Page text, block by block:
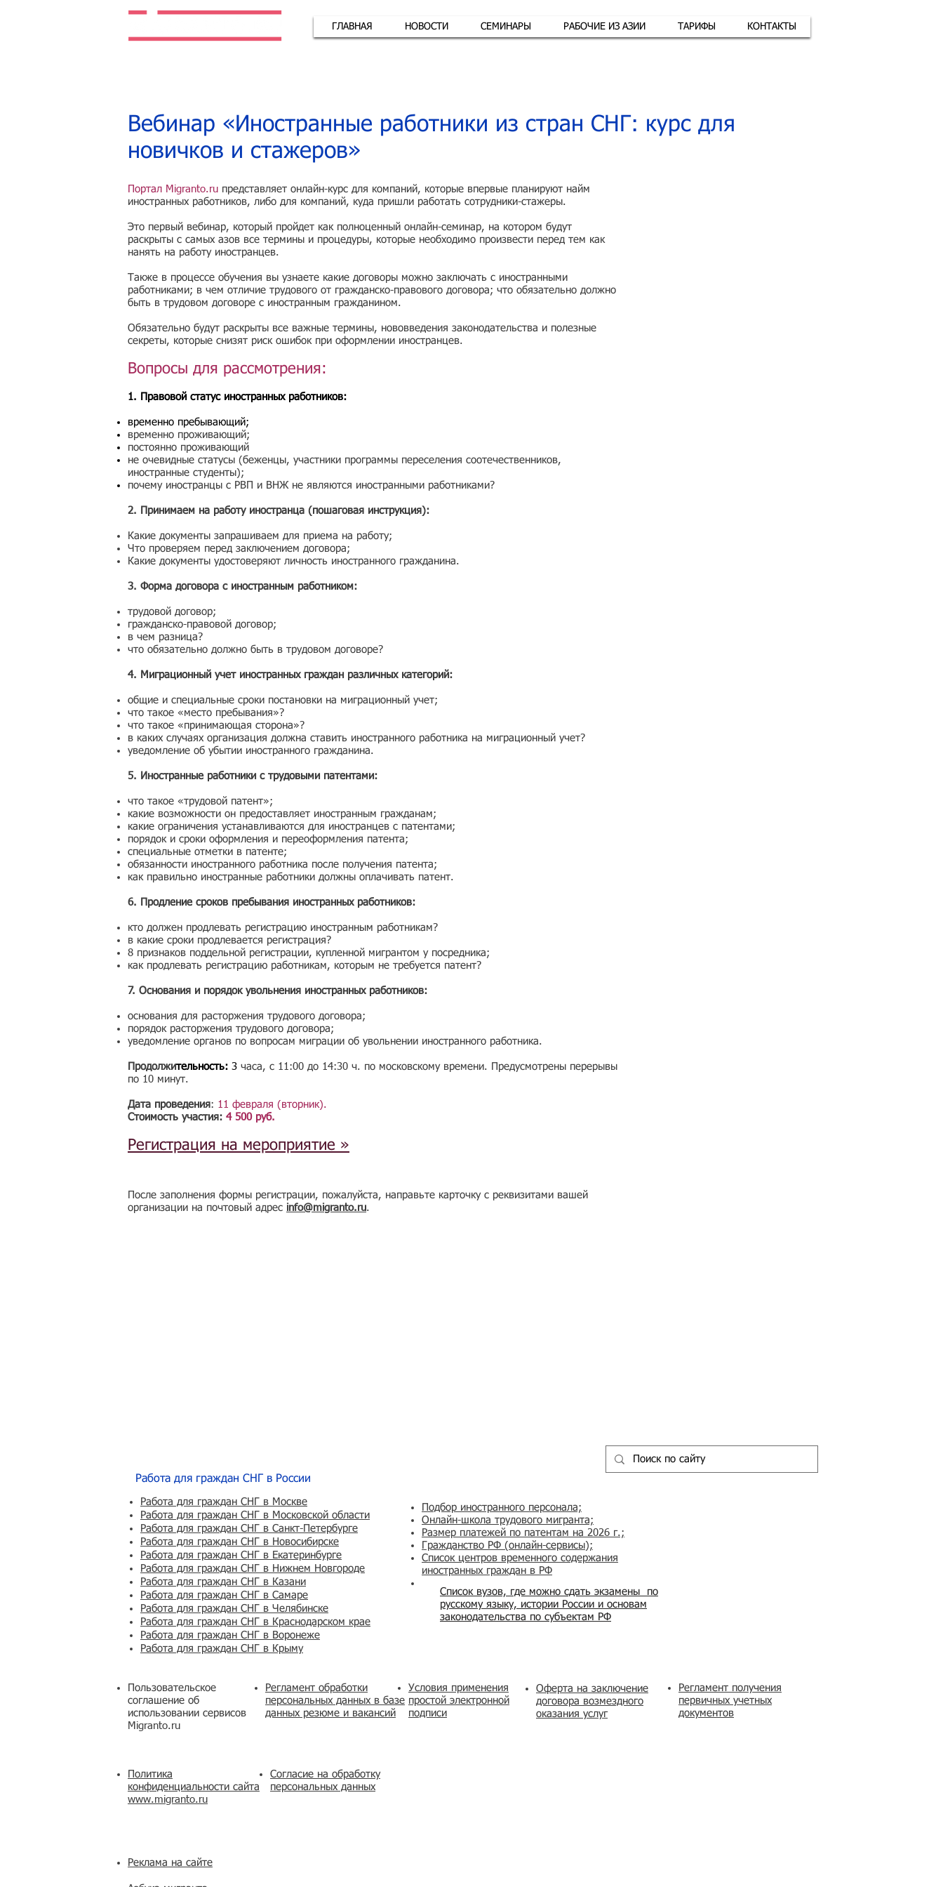
ГЛАВНАЯ НОВОСТИ СЕМИНАРЫ РАБОЧИЕ ИЗ АЗИИ ТАРИФЫ КОНТАКТЫ
Вебинар «Иностранные работники из стран СНГ: курс для
новичков и стажеров»
Портал Migranto.ru представляет онлайн-курс для компаний, которые впервые планируют найм
иностранных работников, либо для компаний, куда пришли работать сотрудники-стажеры.
Это первый вебинар, который пройдет как полноценный онлайн-семинар, на котором будут
раскрыты с самых азов все термины и процедуры, которые необходимо произвести перед тем как
нанять на работу иностранцев.
Также в процессе обучения вы узнаете какие договоры можно заключать с иностранными
работниками; в чем отличие трудового от гражданско-правового договора; что обязательно должно
быть в трудовом договоре с иностранным гражданином.
Обязательно будут раскрыты все важные термины, нововведения законодательства и полезные
секреты, которые снизят риск ошибок при оформлении иностранцев.
Вопросы для рассмотрения:
1. Правовой статус иностранных работников:
временно пребывающий;
временно проживающий;
постоянно проживающий
не очевидные статусы (беженцы, участники программы переселения соотечественников,
иностранные студенты);
почему иностранцы с РВП и ВНЖ не являются иностранными работниками?
2. Принимаем на работу иностранца (пошаговая инструкция):
Какие документы запрашиваем для приема на работу;
Что проверяем перед заключением договора;
Какие документы удостоверяют личность иностранного гражданина.
3. Форма договора с иностранным работником:
трудовой договор;
гражданско-правовой договор;
в чем разница?
что обязательно должно быть в трудовом договоре?
4. Миграционный учет иностранных граждан различных категорий:
общие и специальные сроки постановки на миграционный учет;
что такое «место пребывания»?
что такое «принимающая сторона»?
в каких случаях организация должна ставить иностранного работника на миграционный учет?
уведомление об убытии иностранного гражданина.
5. Иностранные работники с трудовыми патентами:
что такое «трудовой патент»;
какие возможности он предоставляет иностранным гражданам;
какие ограничения устанавливаются для иностранцев с патентами;
порядок и сроки оформления и переоформления патента;
специальные отметки в патенте;
обязанности иностранного работника после получения патента;
как правильно иностранные работники должны оплачивать патент.
6. Продление сроков пребывания иностранных работников:
кто должен продлевать регистрацию иностранным работникам?
в какие сроки продлевается регистрация?
8 признаков поддельной регистрации, купленной мигрантом у посредника;
как продлевать регистрацию работникам, которым не требуется патент?
7. Основания и порядок увольнения иностранных работников:
основания для расторжения трудового договора;
порядок расторжения трудового договора;
уведомление органов по вопросам миграции об увольнении иностранного работника.
Продолжительность: 3 часа, с 11:00 до 14:30 ч. по московскому времени. Предусмотрены перерывы
по 10 минут.
Дата проведения: 11 февраля (вторник).
Стоимость участия: 4 500 руб.
Регистрация на мероприятие »
После заполнения формы регистрации, пожалуйста, направьте карточку с реквизитами вашей
организации на почтовый адрес info@migranto.ru.
Работа для граждан СНГ в России
Работа для граждан СНГ в Москве
Работа для граждан СНГ в Московской области
Работа для граждан СНГ в Санкт-Петербурге
Работа для граждан СНГ в Новосибирске
Работа для граждан СНГ в Екатеринбурге
Работа для граждан СНГ в Нижнем Новгороде
Работа для граждан СНГ в Казани
Работа для граждан СНГ в Самаре
Работа для граждан СНГ в Челябинске
Работа для граждан СНГ в Краснодарском крае
Работа для граждан СНГ в Воронеже
Работа для граждан СНГ в Крыму
Пользовательское
соглашение об
использовании сервисов
Migranto.ru
Регламент обработки
персональных данных в базе
данных резюме и вакансий
Политика
конфиденциальности сайта
www.migranto.ru
Согласие на обработку
персональных данных
Реклама на сайте
Список вузов, где можно сдать экзамены по
русскому языку, истории России и основам
законодательства по субъектам РФ
Подбор иностранного персонала;
Онлайн-школа трудового мигранта;
Размер платежей по патентам на 2026 г.;
Гражданство РФ (онлайн-сервисы);
Список центров временного содержания
иностранных граждан в РФ
Условия применения
простой электронной
подписи
​Оферта на заключение
договора возмездного
оказания услуг
Регламент получения
первичных учетных
документов